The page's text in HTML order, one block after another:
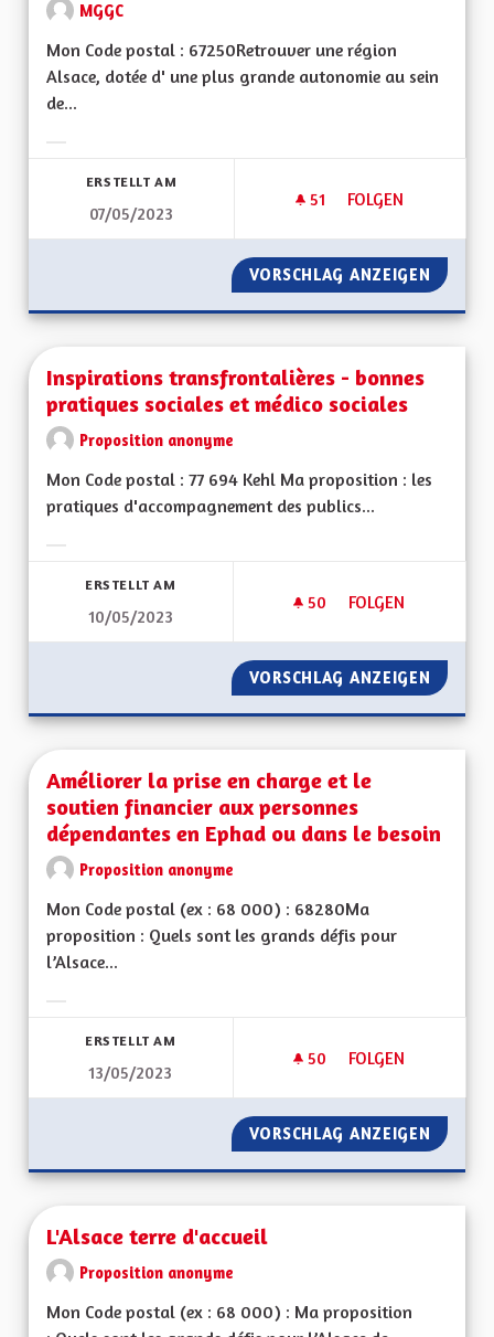
MGGC
Mon Code postal : 67250Retrouver une région
Alsace, dotée d' une plus grande autonomie au sein
de...
ERSTELLT AM
07/05/2023
51 51 FOLLOWER
FOLGEN
CRÉER UNE
VORSCHLAG ANZEIGEN
Inspirations transfrontalières - bonnes
pratiques sociales et médico sociales
Proposition anonyme
Mon Code postal : 77 694 Kehl Ma proposition : les
pratiques d'accompagnement des publics...
ERSTELLT AM
10/05/2023
50 50 FOLLOWER
FOLGEN
INSPIRATIONS
VORSCHLAG ANZEIGEN
Améliorer la prise en charge et le
soutien financier aux personnes
dépendantes en Ephad ou dans le besoin
Proposition anonyme
Mon Code postal (ex : 68 000) : 68280Ma
proposition : Quels sont les grands défis pour
l’Alsace...
ERSTELLT AM
13/05/2023
50 50 FOLLOWER
FOLGEN
AMÉLIORER LA
VORSCHLAG ANZEIGEN
L'Alsace terre d'accueil
Proposition anonyme
Mon Code postal (ex : 68 000) : Ma proposition